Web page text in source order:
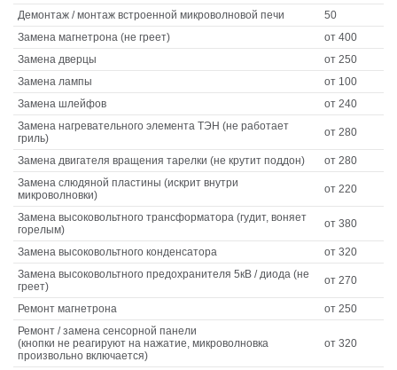
Демонтаж / монтаж встроенной микроволновой печи
50
Замена магнетрона (не греет)
от 400
Замена дверцы
от 250
Замена лампы
от 100
Замена шлейфов
от 240
Замена нагревательного элемента ТЭН (не работает
гриль)
от 280
Замена двигателя вращения тарелки (не крутит поддон)
от 280
Замена слюдяной пластины (искрит внутри
микроволновки)
от 220
Замена высоковольтного трансформатора (гудит, воняет
горелым)
от 380
Замена высоковольтного конденсатора
от 320
Замена высоковольтного предохранителя 5кВ / диода (не
греет)
от 270
Ремонт магнетрона
от 250
Ремонт / замена сенсорной панели
(кнопки не реагируют на нажатие, микроволновка
произвольно включается)
от 320